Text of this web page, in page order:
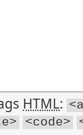
HTML:
<code>